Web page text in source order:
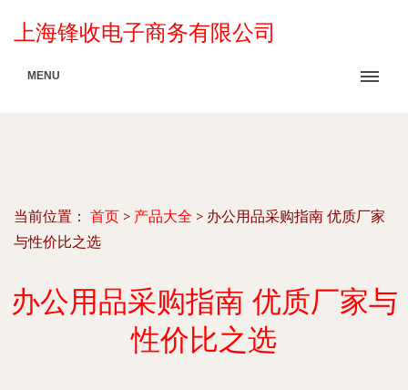
上海锋收电子商务有限公司
MENU
当前位置： 首页 > 产品大全 > 办公用品采购指南 优质厂家
与性价比之选
办公用品采购指南 优质厂家与
性价比之选